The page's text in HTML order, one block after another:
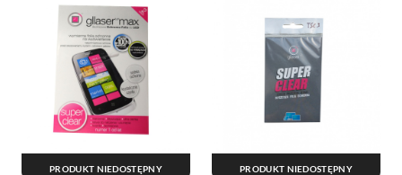
PRODUKT NIEDOSTĘPNY PRODUKT NIEDOSTĘPNY